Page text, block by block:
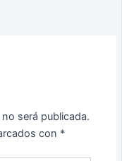
será publicada.
con *